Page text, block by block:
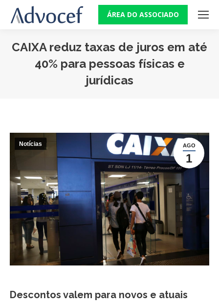
ÁREA DO ASSOCIADO
CAIXA reduz taxas de juros em até
40% para pessoas físicas e
jurídicas
AGO
1
Notícias
Descontos valem para novos e atuais